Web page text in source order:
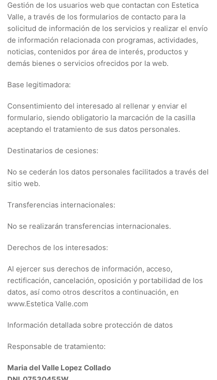
Gestión de los usuarios web que contactan con Estetica
Valle, a través de los formularios de contacto para la
solicitud de información de los servicios y realizar el envío
de información relacionada con programas, actividades,
noticias, contenidos por área de interés, productos y
demás bienes o servicios ofrecidos por la web.
Base legitimadora:
Consentimiento del interesado al rellenar y enviar el
formulario, siendo obligatorio la marcación de la casilla
aceptando el tratamiento de sus datos personales.
Destinatarios de cesiones:
No se cederán los datos personales facilitados a través del
sitio web.
Transferencias internacionales:
No se realizarán transferencias internacionales.
Derechos de los interesados:
Al ejercer sus derechos de información, acceso,
rectificación, cancelación, oposición y portabilidad de los
datos, así como otros descritos a continuación, en
www.Estetica Valle.com
Información detallada sobre protección de datos
Responsable de tratamiento:
Maria del Valle Lopez Collado